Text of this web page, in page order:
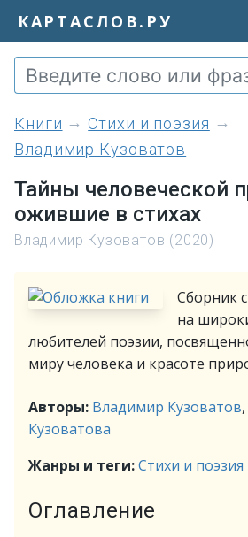
КАРТАСЛОВ.РУ
книги
Стихи и поэзия
Владимир Кузоватов
Тайны человеческой
ожившие в стихах
Владимир Кузоватов (2020)
Сборник
на
любителей поэзии,
миру человека и красоте
Авторы: Владимир Кузоватов,
Кузоватова
Жанры и теги:Стихи и поэзия
Оглавление